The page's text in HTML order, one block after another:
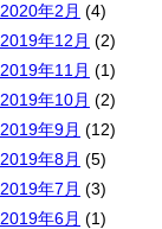
2020年2月 (4)
2019年12月 (2)
2019年11月 (1)
2019年10月 (2)
2019年9月 (12)
2019年8月 (5)
2019年7月 (3)
2019年6月 (1)